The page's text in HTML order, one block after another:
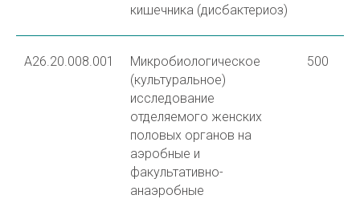
кишечника (дисбактериоз)
A26.20.008.001
Микробиологическое
(культуральное)
исследование
отделяемого женских
половых органов на
аэробные и
факультативно-
анаэробные
500